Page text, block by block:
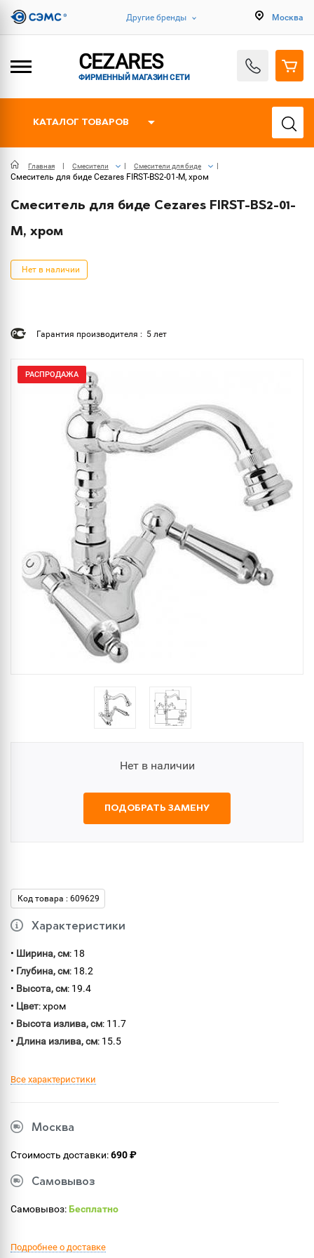
Другие бренды Москва
CEZARES
ФИРМЕННЫЙ МАГАЗИН СЕТИ
КАТАЛОГ ТОВАРОВ
Главная Смесители Смесители для биде
Смеситель для биде Cezares FIRST-BS2-01-M, хром
Смеситель для биде Cezares FIRST-BS2-01-
M, хром
Нет в наличии
Гарантия производителя : 5 лет
РАСПРОДАЖА
Нет в наличии
ПОДОБРАТЬ ЗАМЕНУ
Код товара : 609629
Характеристики
• Ширина, см: 18
• Глубина, см: 18.2
• Высота, см: 19.4
• Цвет: хром
• Высота излива, см: 11.7
• Длина излива, см: 15.5
Все характеристики
Москва
Стоимость доставки:690 ₽
Самовывоз
Самовывоз:Бесплатно
Подробнее о доставке